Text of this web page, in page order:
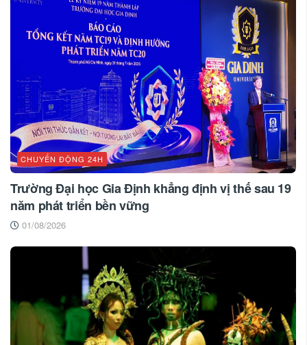
CHUYỂN ĐỘNG 24H
Trường Đại học Gia Định khẳng định vị thế sau 19
năm phát triển bền vững
01/08/2026